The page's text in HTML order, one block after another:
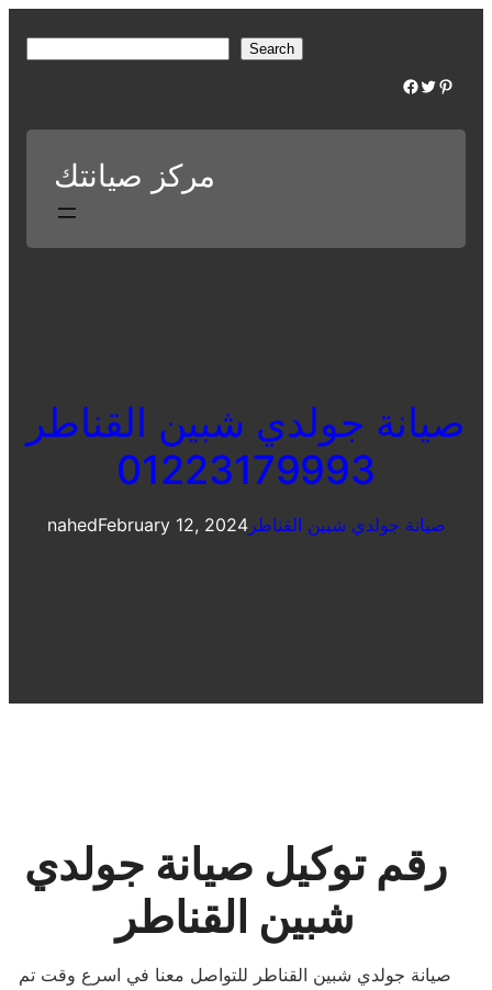
r
Search
Facebook Twitter Pinterest
مركز صيانتك
صيانة جولدي شبين القناطر
01223179993
nahedFebruary 12, 2024صيانة جولدي شبين القناطر
رقم توكيل صيانة جولدي
شبين القناطر
صيانة جولدي شبين القناطر للتواصل معنا في اسرع وقت تم